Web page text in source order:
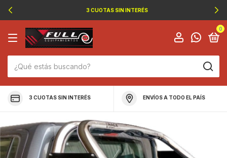
3 CUOTAS SIN INTERÉS
0
3 CUOTAS SIN INTERÉS ENVÍOS A TODO EL PAÍS